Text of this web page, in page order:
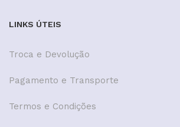
LINKS ÚTEIS
Troca e Devolução
Pagamento e Transporte
Termos e Condições